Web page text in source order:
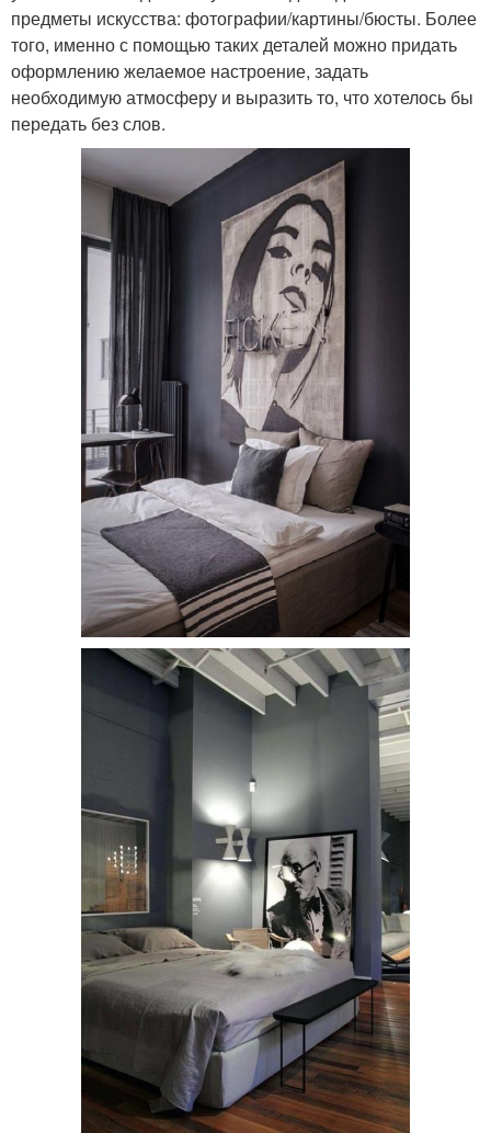
предметы искусства: фотографии/картины/бюсты. Более
того, именно с помощью таких деталей можно придать
оформлению желаемое настроение, задать
необходимую атмосферу и выразить то, что хотелось бы
передать без слов.